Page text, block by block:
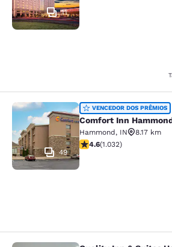
11
Comfort Inn
49
VENCEDOR DOS PRÊMIOS
Comfort Inn
Hammond, IN
8.17 km
classificação 4.56
4.6(1.032)